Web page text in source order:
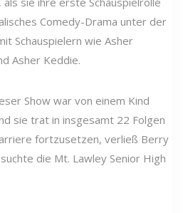
Comedy-Drama unter der
Schauspielern wie Asher
Asher Keddie.
Show war von einem Kind
sie trat in insgesamt 22 Folgen
fortzusetzen, verließ Berry
die Mt. Lawley Senior High